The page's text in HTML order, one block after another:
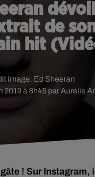
de
hit
2019 à 8h45 par Aurélie
image: Ed Sheeran
! Sur Instagram,